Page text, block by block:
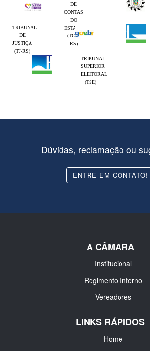
DE
CONTAS
DO
ESTADO
(TCE-
RS)
TRIBUNAL
DE
JUSTIÇA
(TJ-RS)
TRIBUNAL
SUPERIOR
ELEITORAL
(TSE)
Dúvidas, reclamação ou
ENTRE EM CONTATO!
A CÂMARA
Institucional
Regimento Interno
Vereadores
LINKS RÁPIDOS
Home